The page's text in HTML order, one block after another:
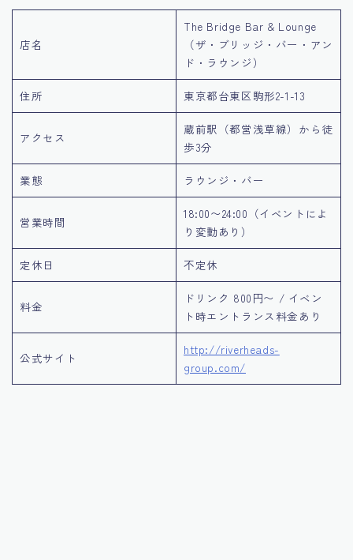
店名
The Bridge Bar & Lounge
（ザ・ブリッジ・バー・アン
ド・ラウンジ）
住所 東京都台東区駒形2-1-13
アクセス
蔵前駅（都営浅草線）から徒
歩3分
業態 ラウンジ・バー
営業時間
18:00〜24:00（イベントによ
り変動あり）
定休日 不定休
料金
ドリンク 800円〜 / イベン
ト時エントランス料金あり
公式サイト
http://riverheads-
group.com/